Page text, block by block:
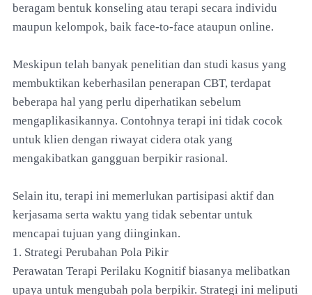
beragam bentuk konseling atau terapi secara individu
maupun kelompok, baik face-to-face ataupun online.
Meskipun telah banyak penelitian dan studi kasus yang
membuktikan keberhasilan penerapan CBT, terdapat
beberapa hal yang perlu diperhatikan sebelum
mengaplikasikannya. Contohnya terapi ini tidak cocok
untuk klien dengan riwayat cidera otak yang
mengakibatkan gangguan berpikir rasional.
Selain itu, terapi ini memerlukan partisipasi aktif dan
kerjasama serta waktu yang tidak sebentar untuk
mencapai tujuan yang diinginkan.
1. Strategi Perubahan Pola Pikir
Perawatan Terapi Perilaku Kognitif biasanya melibatkan
upaya untuk mengubah pola berpikir. Strategi ini meliputi